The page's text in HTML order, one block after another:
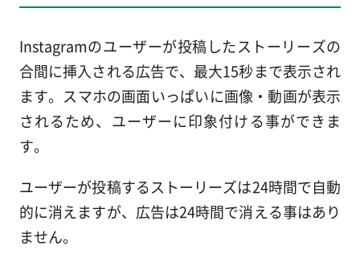
Instagramのユーザーが投稿したストーリーズの
合間に挿入される広告で、最大15秒まで表示され
ます。スマホの画面いっぱいに画像・動画が表示
されるため、ユーザーに印象付ける事ができま
す。
ユーザーが投稿するストーリーズは24時間で自動
的に消えますが、広告は24時間で消える事はあり
ません。